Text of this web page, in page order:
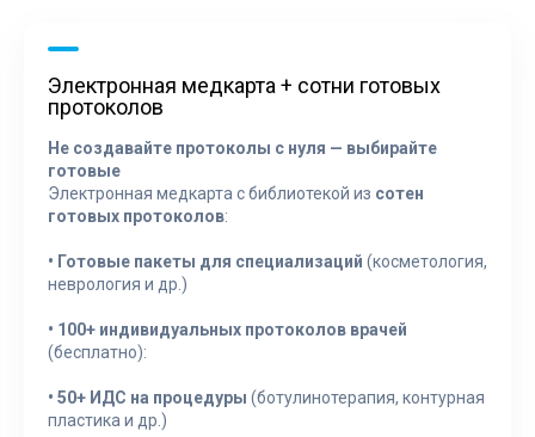
Электронная медкарта + сотни готовых
протоколов
Не создавайте протоколы с нуля — выбирайте
готовые
Электронная медкарта с библиотекой из сотен
готовых протоколов:
• Готовые пакеты для специализаций (косметология,
неврология и др.)
• 100+ индивидуальных протоколов врачей
(бесплатно):
• 50+ ИДС на процедуры (ботулинотерапия, контурная
пластика и др.)